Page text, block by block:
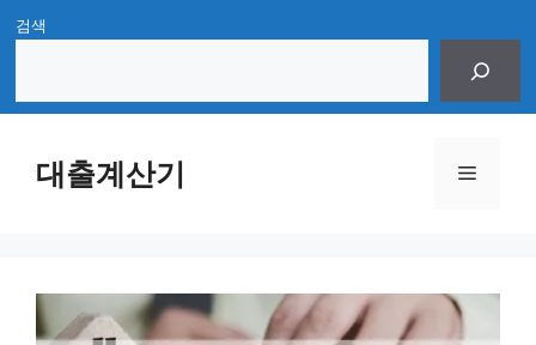
Skip
content
검색
대출계산기 Menu